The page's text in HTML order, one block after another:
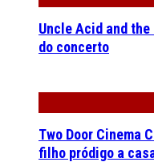
Uncle Acid and
do concerto
Two Door Cinema
filho pródigo a